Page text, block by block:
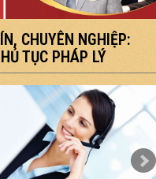
CHUYÊN NGHIỆP:
TỤC PHÁP LÝ